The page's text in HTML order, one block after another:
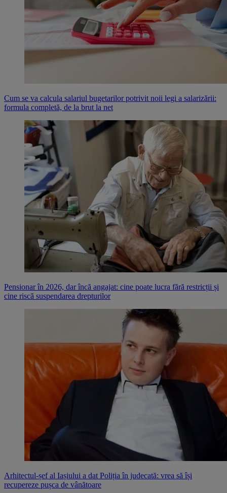
Cum se va calcula salariul bugetarilor potrivit noii legi a salarizării:
formula completă, de la brut la net
Pensionar în 2026, dar încă angajat: cine poate lucra fără restricții și
cine riscă suspendarea drepturilor
Arhitectul-șef al Iașiului a dat Poliția în judecată: vrea să își
recupereze pușca de vânătoare